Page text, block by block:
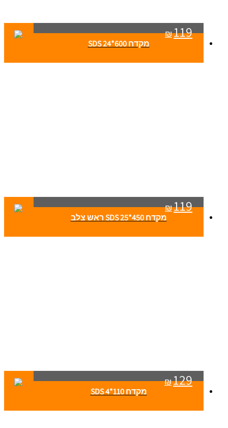
₪119
מקדח SDS 24*600
₪119
מקדח SDS 25*450 ראש צלב
₪129
מקדח SDS 4*110